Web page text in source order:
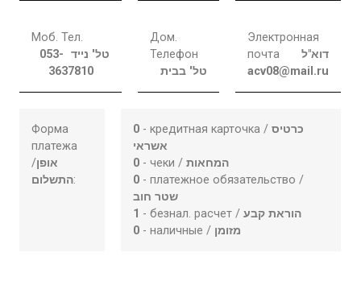
Моб. Тел.
טל' נייד
053-
3637810
Дом.
Телефон
טל' בבית
Электронная
почта
דוא"ל
acv08@mail.ru
Форма
платежа
/אופן
התשלום:
0 - кредитная карточка /כרטיס
אשראי
0 - чеки /המחאות
0 - платежное обязательство /
שטר חוב
1 - безнал. расчет /הוראת קבע
0 - наличные / מזומן